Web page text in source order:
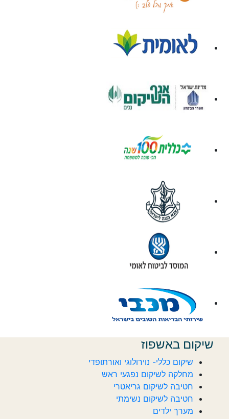
שיקום באשפוז
שיקום כללי- נוירולוגי ואורתופדי
מחלקה לשיקום נפגעי ראש
חטיבה לשיקום גריאטרי
חטיבה לשיקום נשימתי
מערך ילדים